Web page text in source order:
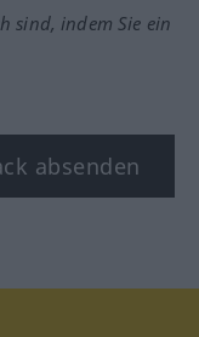
sind, indem Sie ein
absenden